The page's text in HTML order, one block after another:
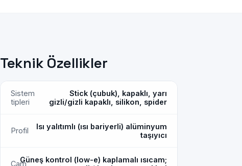
Teknik Özellikler
Sistem
tipleri
Stick (çubuk), kapaklı, yarı
gizli/gizli kapaklı, silikon, spider
Profil
Isı yalıtımlı (ısı bariyerli) alüminyum
taşıyıcı
CamGüneş kontrol (low-e) kaplamalı ısıcam;